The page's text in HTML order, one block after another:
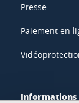
Presse
Paiement en
Informations